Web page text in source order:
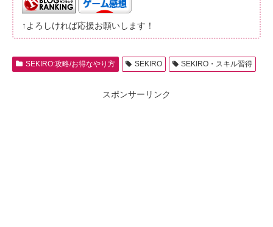
↑よろしければ応援お願いします！
SEKIRO:攻略/お得なやり方 SEKIRO SEKIRO・スキル習得
スポンサーリンク